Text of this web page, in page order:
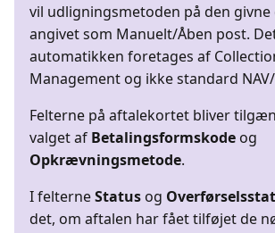
vil udligningsmetoden på den
angivet som Manuelt/Åben post.
automatikken foretages af
Management og ikke standard NAV/
Felterne på aftalekortet bliver
valget af Betalingsformskode og
Opkrævningsmetode.
I felterneStatus og
det, om aftalen har fået tilføjet de